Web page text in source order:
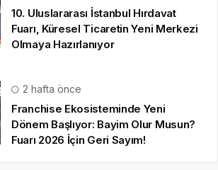
10. Uluslararası İstanbul Hırdavat
Fuarı, Küresel Ticaretin Yeni Merkezi
Olmaya Hazırlanıyor
2 hafta önce
Franchise Ekosisteminde Yeni
Dönem Başlıyor: Bayim Olur Musun?
Fuarı 2026 İçin Geri Sayım!